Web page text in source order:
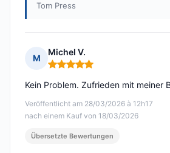
Tom Press
M
Michel V.
Hinweis: 5 von 5
Veröffentlicht am 28/03/2026 à 12h17
nach einem Kauf von 18/03/2026
Kein Problem. Zufrieden mit meiner
Übersetzte Bewertungen